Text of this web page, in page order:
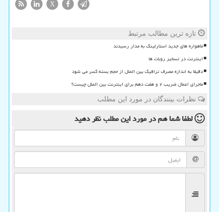
X
تازه ترین مطالب مرتبط
ماهواره های جدید استارلینک به مدار رسیدند
اینترنت در تسخیر روبات ها
دقیقا به اندازه مصرف ترافیک بین الملل از حجم بسته کسر می شود
ماجرای اعمال ضریب ۲ و هفت دهم برای اینترنت بین الملل چیست؟
نظرات بینندگان در مورد این مطلب
لطفا شما همدر مورد این مطلبنظر دهید